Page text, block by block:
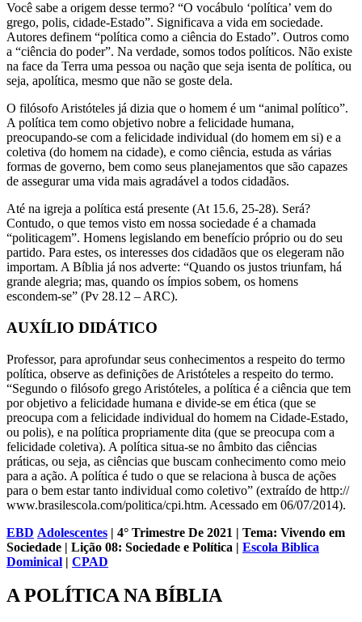
Você sabe a origem desse termo? “O vocábulo ‘política’ vem do
grego, polis, cidade-Estado”. Significava a vida em sociedade.
Autores definem “política como a ciência do Estado”. Outros como
a “ciência do poder”. Na verdade, somos todos políticos. Não existe
na face da Terra uma pessoa ou nação que seja isenta de política, ou
seja, apolítica, mesmo que não se goste dela.
O filósofo Aristóteles já dizia que o homem é um “animal político”.
A política tem como objetivo nobre a felicidade humana,
preocupando-se com a felicidade individual (do homem em si) e a
coletiva (do homem na cidade), e como ciência, estuda as várias
formas de governo, bem como seus planejamentos que são capazes
de assegurar uma vida mais agradável a todos cidadãos.
Até na igreja a política está presente (At 15.6, 25-28). Será?
Contudo, o que temos visto em nossa sociedade é a chamada
“politicagem”. Homens legislando em benefício próprio ou do seu
partido. Para estes, os interesses dos cidadãos que os elegeram não
importam. A Bíblia já nos adverte: “Quando os justos triunfam, há
grande alegria; mas, quando os ímpios sobem, os homens
escondem-se” (Pv 28.12 – ARC).
AUXÍLIO DIDÁTICO
Professor, para aprofundar seus conhecimentos a respeito do termo
política, observe as definições de Aristóteles a respeito do termo.
“Segundo o filósofo grego Aristóteles, a política é a ciência que tem
por objetivo a felicidade humana e divide-se em ética (que se
preocupa com a felicidade individual do homem na Cidade-Estado,
ou polis), e na política propriamente dita (que se preocupa com a
felicidade coletiva). A política situa-se no âmbito das ciências
práticas, ou seja, as ciências que buscam conhecimento como meio
para a ação. A política é tudo o que se relaciona à busca de ações
para o bem estar tanto individual como coletivo” (extraído de http://
www.brasilescola.com/politica/cpi.htm. Acessado em 06/07/2014).
EBD Adolescentes | 4° Trimestre De 2021 | Tema: Vivendo em
Sociedade | Lição 08: Sociedade e Política | Escola Biblica
Dominical | CPAD
A POLÍTICA NA BÍBLIA